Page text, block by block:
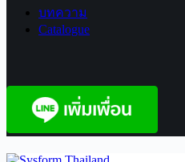
บทความ
Catalogue